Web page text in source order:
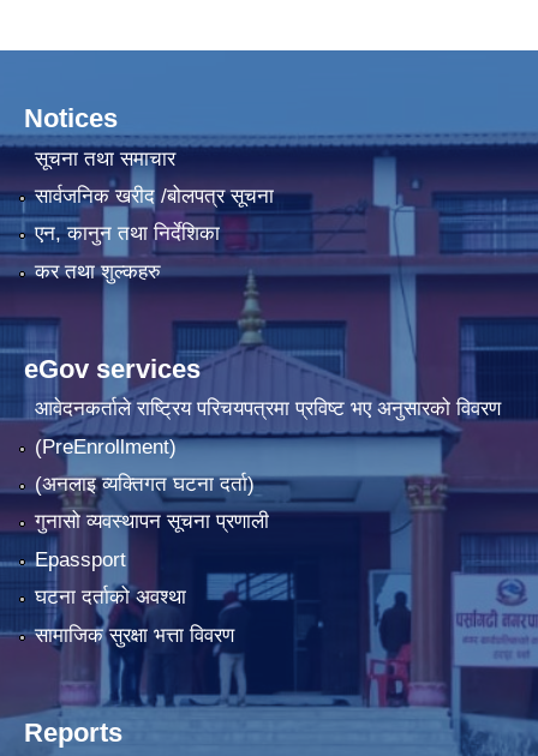
Notices
सूचना तथा समाचार
सार्वजनिक खरीद /बोलपत्र सूचना
एन, कानुन तथा निर्देशिका
कर तथा शुल्कहरु
eGov services
आवेदनकर्ताले राष्‍ट्रिय परिचयपत्रमा प्रविष्ट भए अनुसारको विवरण
(PreEnrollment)
(अनलाइ व्यक्तिगत घटना दर्ता)
गुनासो व्यवस्थापन सूचना प्रणाली
Epassport
घटना दर्ताको अवश्था
सामाजिक सुरक्षा भत्ता विवरण
Reports